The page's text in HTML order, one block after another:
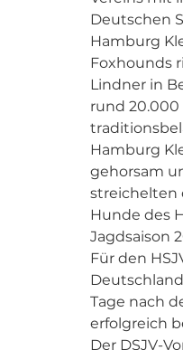
Deutschen
Hamburg
Foxhounds
Lindner in
rund 20.000
Hamburg
gehorsam
streichelten
Hunde des
Jagdsaison
Für den
Tage nach
erfolgreich
Der DSJV-